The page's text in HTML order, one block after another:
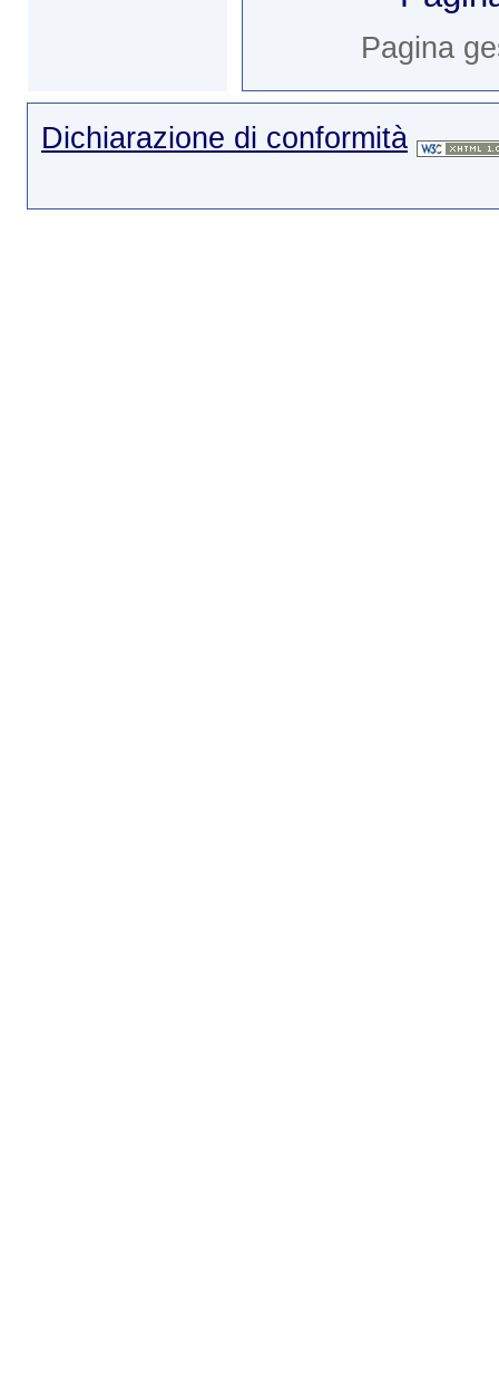
Pagina
Dichiarazione di conformità